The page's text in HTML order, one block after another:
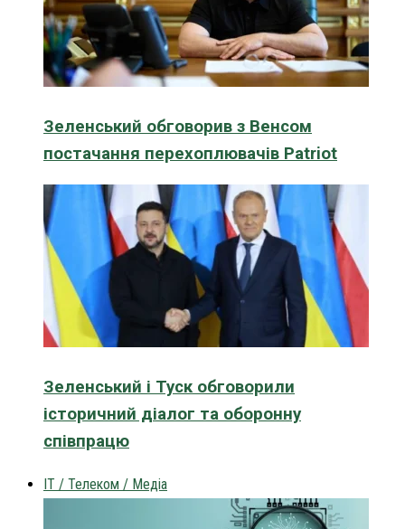
Зеленський обговорив з Венсом
постачання перехоплювачів Patriot
Зеленський і Туск обговорили
історичний діалог та оборонну
співпрацю
IT / Телеком / Медіа